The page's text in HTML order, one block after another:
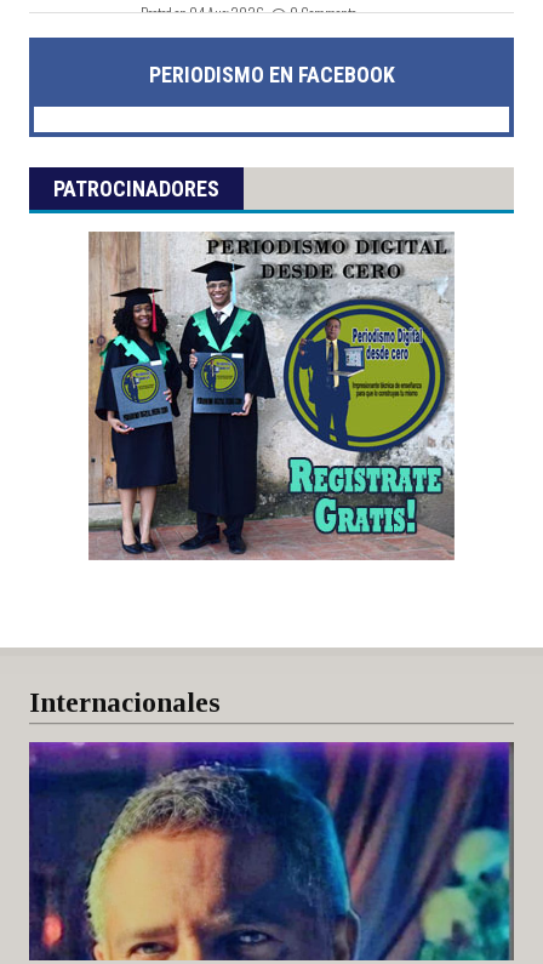
Posted on 04 Aug 2026 - 0 Comments
PERIODISMO EN FACEBOOK
PATROCINADORES
Internacionales